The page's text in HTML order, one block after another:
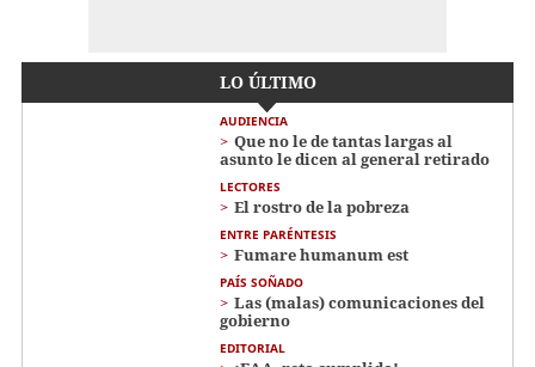
LO ÚLTIMO
AUDIENCIA
Que no le de tantas largas al
asunto le dicen al general retirado
LECTORES
El rostro de la pobreza
ENTRE PARÉNTESIS
Fumare humanum est
PAÍS SOÑADO
Las (malas) comunicaciones del
gobierno
EDITORIAL